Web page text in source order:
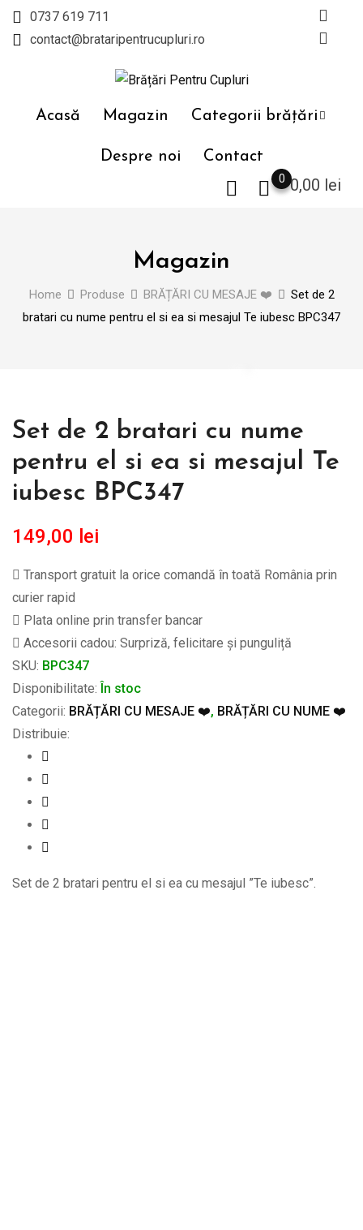
Skip
0737 619 711
contact@brataripentrucupluri.ro
Acasă Magazin Categorii brățări
Despre noi Contact
0,00 lei
0
Magazin
Home Produse BRĂȚĂRI CU MESAJE ❤️
Set de 2
bratari cu nume pentru el si ea si mesajul Te iubesc BPC347
Set de 2 bratari cu nume
pentru el si ea si mesajul Te
iubesc BPC347
149,00 lei
Transport gratuit la orice comandă în toată România prin
curier rapid
Plata online prin transfer bancar
Accesorii cadou: Surpriză, felicitare și punguliță
SKU: BPC347
Disponibilitate: În stoc
Categorii: BRĂȚĂRI CU MESAJE ❤️, BRĂȚĂRI CU NUME ❤️
Distribuie:
Set de 2 bratari pentru el si ea cu mesajul ”Te iubesc”.